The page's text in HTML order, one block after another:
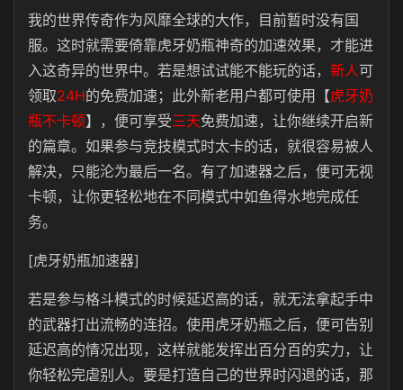
我的世界传奇作为风靡全球的大作，目前暂时没有国
服。这时就需要倚靠虎牙奶瓶神奇的加速效果，才能进
入这奇异的世界中。若是想试试能不能玩的话， 新人可
领取24H的免费加速；此外新老用户都可使用【虎牙奶
瓶不卡顿】，便可享受三天免费加速，让你继续开启新
的篇章。如果参与竞技模式时太卡的话，就很容易被人
解决，只能沦为最后一名。有了加速器之后，便可无视
卡顿，让你更轻松地在不同模式中如鱼得水地完成任
务。
[虎牙奶瓶加速器]
若是参与格斗模式的时候延迟高的话，就无法拿起手中
的武器打出流畅的连招。使用虎牙奶瓶之后，便可告别
延迟高的情况出现，这样就能发挥出百分百的实力，让
你轻松完虐别人。要是打造自己的世界时闪退的话，那